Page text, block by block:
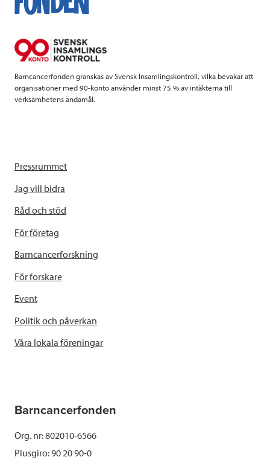
k
Barncancerfonden granskas av Svensk Insamlingskontroll, vilka bevakar att
organisationer med 90-konto använder minst 75 % av intäkterna till
verksamhetens ändamål.
Pressrummet
Jag vill bidra
Råd och stöd
För företag
Barncancerforskning
För forskare
Event
Politik och påverkan
Våra lokala föreningar
Barncancerfonden
Org. nr: 802010-6566
Plusgiro: 90 20 90-0